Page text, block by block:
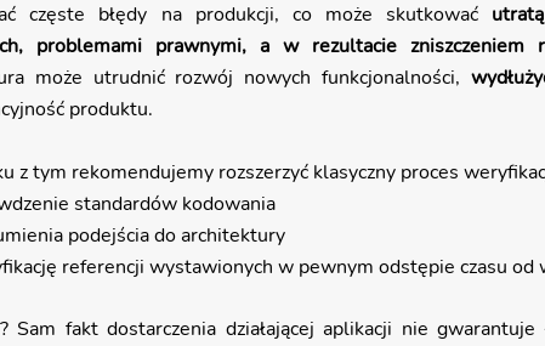
częste błędy na produkcji, co może skutkować
problemami prawnymi, a w rezultacie zniszczeniem
może utrudnić rozwój nowych funkcjonalności,
produktu.
z tym rekomendujemy rozszerzyć klasyczny proces
standardów kodowania
podejścia do architektury
referencji wystawionych w pewnym odstępie czasu od
Sam fakt dostarczenia działającej aplikacji nie